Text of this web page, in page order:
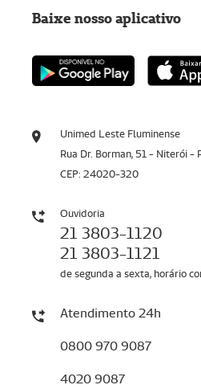
Unimed Leste Fluminense
Rua Dr. Borman, 51 - Niterói -
CEP: 24020-320
Ouvidoria
21 3803-1120
21 3803-1121
de segunda a sexta, horário
Atendimento 24h
0800 970 9087
4020 9087
Baixe nosso aplicativo